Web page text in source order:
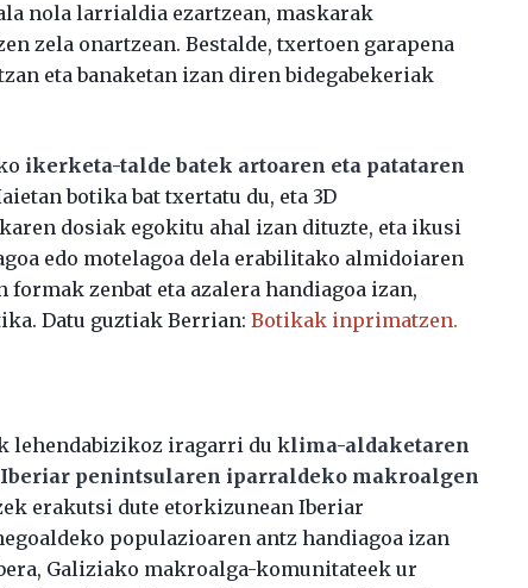
nola larrialdia ezartzean, maskarak
zela onartzean. Bestalde, txertoen garapena
eta banaketan izan diren bidegabekeriak
ikerketa-talde batek artoaren eta patataren
botika bat txertatu du, eta 3D
dosiak egokitu ahal izan dituzte, eta ikusi
edo motelagoa dela erabilitako almidoiaren
zenbat eta azalera handiagoa izan,
Datu guztiak Berrian:Botikak inprimatzen.
lehendabizikoz iragarri du klima-aldaketaren
penintsularen iparraldeko makroalgen
erakutsi dute etorkizunean Iberiar
populazioaren antz handiagoa izan
Galiziako makroalga-komunitateek ur